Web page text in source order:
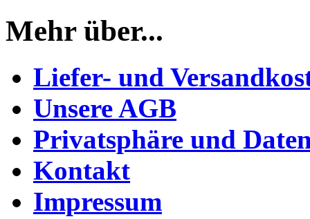
Mehr über...
Liefer- und
Unsere AGB
Privatsphäre und
Kontakt
Impressum